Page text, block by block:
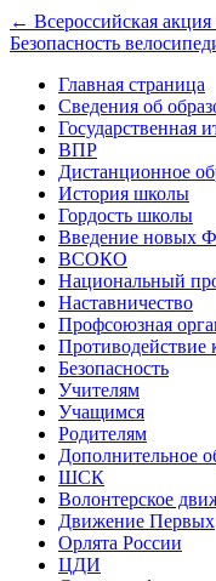
← Всероссийская
Безопасность
Главная страница
Сведения об
Государственная
ВПР
Дистанционное
История школы
Гордость школы
Введение новых
ВСОКО
Национальный
Наставничество
Профсоюзная
Противодействие
Безопасность
Учителям
Учащимся
Родителям
Дополнительное
ШСК
Волонтерское
Движение Первых
Орлята России
ЦДИ